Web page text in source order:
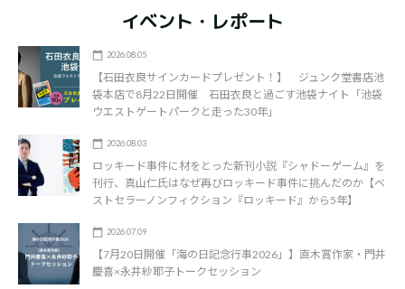
イベント・レポート
2026.08.05
【石田衣良サインカードプレゼント！】 ジュンク堂書店池
袋本店で8月22日開催 石田衣良と過ごす池袋ナイト「池袋
ウエストゲートパークと走った30年」
2026.08.03
ロッキード事件に材をとった新刊小説『シャドーゲーム』を
刊行、真山仁氏はなぜ再びロッキード事件に挑んだのか【ベ
ストセラーノンフィクション『ロッキード』から5年】
2026.07.09
【7月20日開催「海の日記念行事2026」】直木賞作家・門井
慶喜×永井紗耶子トークセッション